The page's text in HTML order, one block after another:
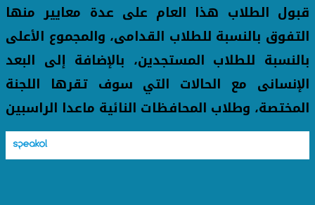
قبول الطلاب هذا العام على عدة معايير منها
التفوق بالنسبة للطلاب القدامى، والمجموع الأعلى
بالنسبة للطلاب المستجدين، بالإضافة إلى البعد
الإنسانى مع الحالات التي سوف تقرها اللجنة
المختصة، وطلاب المحافظات النائية ماعدا الراسبين